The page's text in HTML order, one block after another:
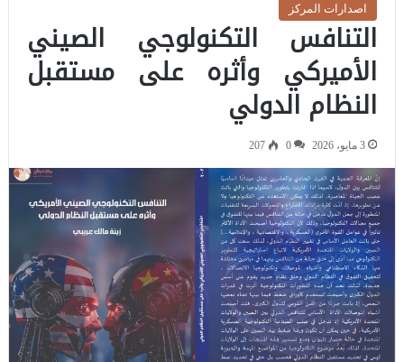
اصدارات المركز
التنافس التكنولوجي الصيني
الأميركي وأثره على مستقبل
النظام الدولي
3 مايو، 2026 0
207